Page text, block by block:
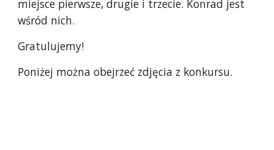
miejsce pierwsze, drugie i trzecie. Konrad jest
wśród nich.
Gratulujemy!
Poniżej można obejrzeć zdjęcia z konkursu.